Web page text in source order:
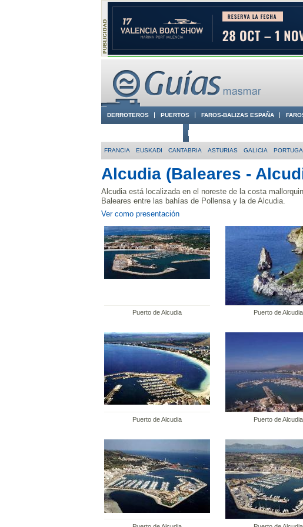
DERROTEROS PUERTOS FAROS-BALIZAS ESPAÑA
FRANCIA EUSKADI CANTABRIA ASTURIAS GALICIA
Alcudia (Baleares -
Alcudia está localizada en el noreste de la costa
Baleares entre las bahías de Pollensa y la de Alcudia.
Ver como presentación
Puerto de Alcudia Puerto de Alcudia
Puerto de Alcudia Puerto de Alcudia